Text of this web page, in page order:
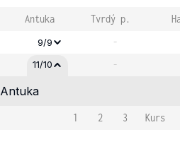
Antuka Tvrdý p.
9/9 -
11/10 -
Antuka
1 2 3
Kurs